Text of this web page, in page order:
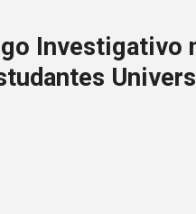
Investigativo